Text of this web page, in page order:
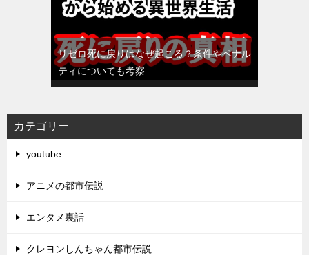
リゼロ死に戻りはなぜ起こる？条件やペナル
ティについても考察
カテゴリー
youtube
アニメの都市伝説
エンタメ裏話
クレヨンしんちゃん都市伝説